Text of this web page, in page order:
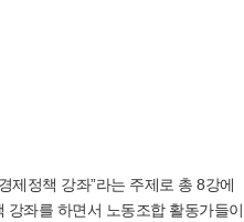
제정책 강좌”라는 주제로 총 8강에
좌를 하면서 노동조합 활동가들이